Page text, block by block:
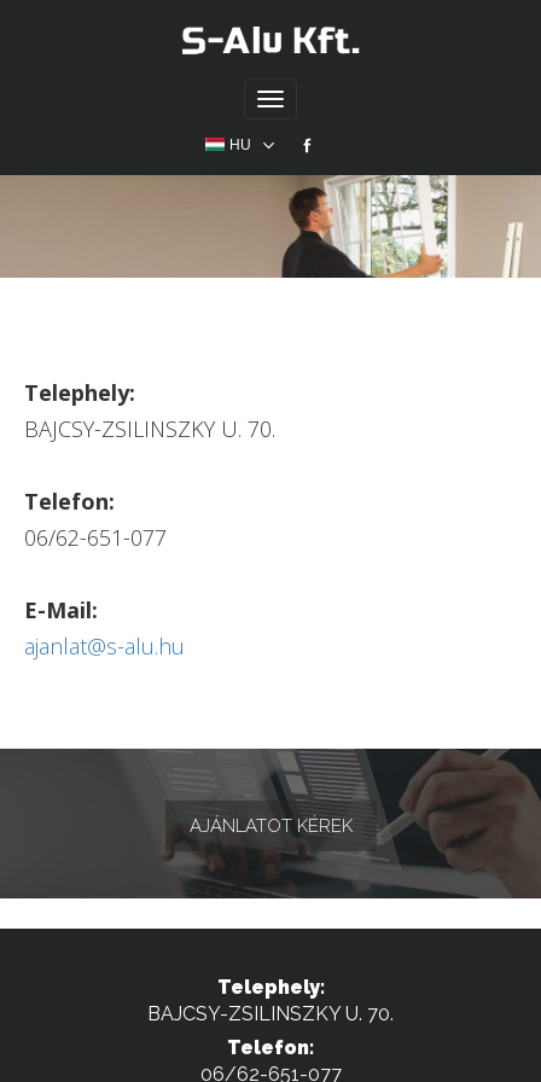
Toggle
HU
Telephely:
BAJCSY-ZSILINSZKY U. 70.
Telefon:
06/62-651-077
E-Mail:
ajanlat@s-alu.hu
AJÁNLATOT KÉREK
Telephely:
BAJCSY-ZSILINSZKY U. 70.
Telefon:
06/62-651-077